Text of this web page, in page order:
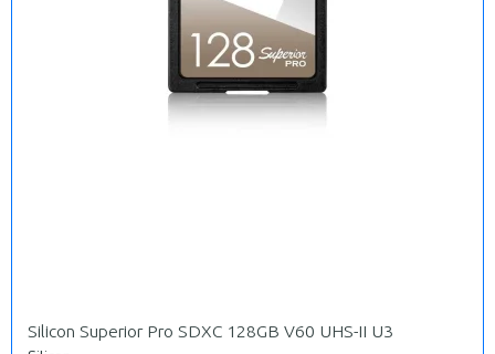
Silicon Superior Pro SDXC 128GB V60 UHS-II U3